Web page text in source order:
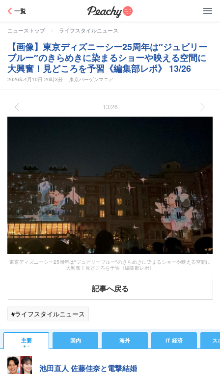
一覧
ニューストップ > ライフスタイルニュース
【画像】東京ディズニーシー25周年は″ジュビリー
ブルー″のきらめきに染まるショーや映える空間に
大興奮！見どころを予習《編集部レポ》 13/26
2026年4月10日 20時3分 東京バーゲンマニア
13/26
東京ディズニーシー25周年は″ジュビリーブルー″のきらめきに染まるショーや映える空間に
大興奮！見どころを予習《編集部レポ》
記事へ戻る
#ライフスタイルニュース
主要 国内 海外 IT 経済 ス
池田直人 佐藤佳奈と電撃結婚